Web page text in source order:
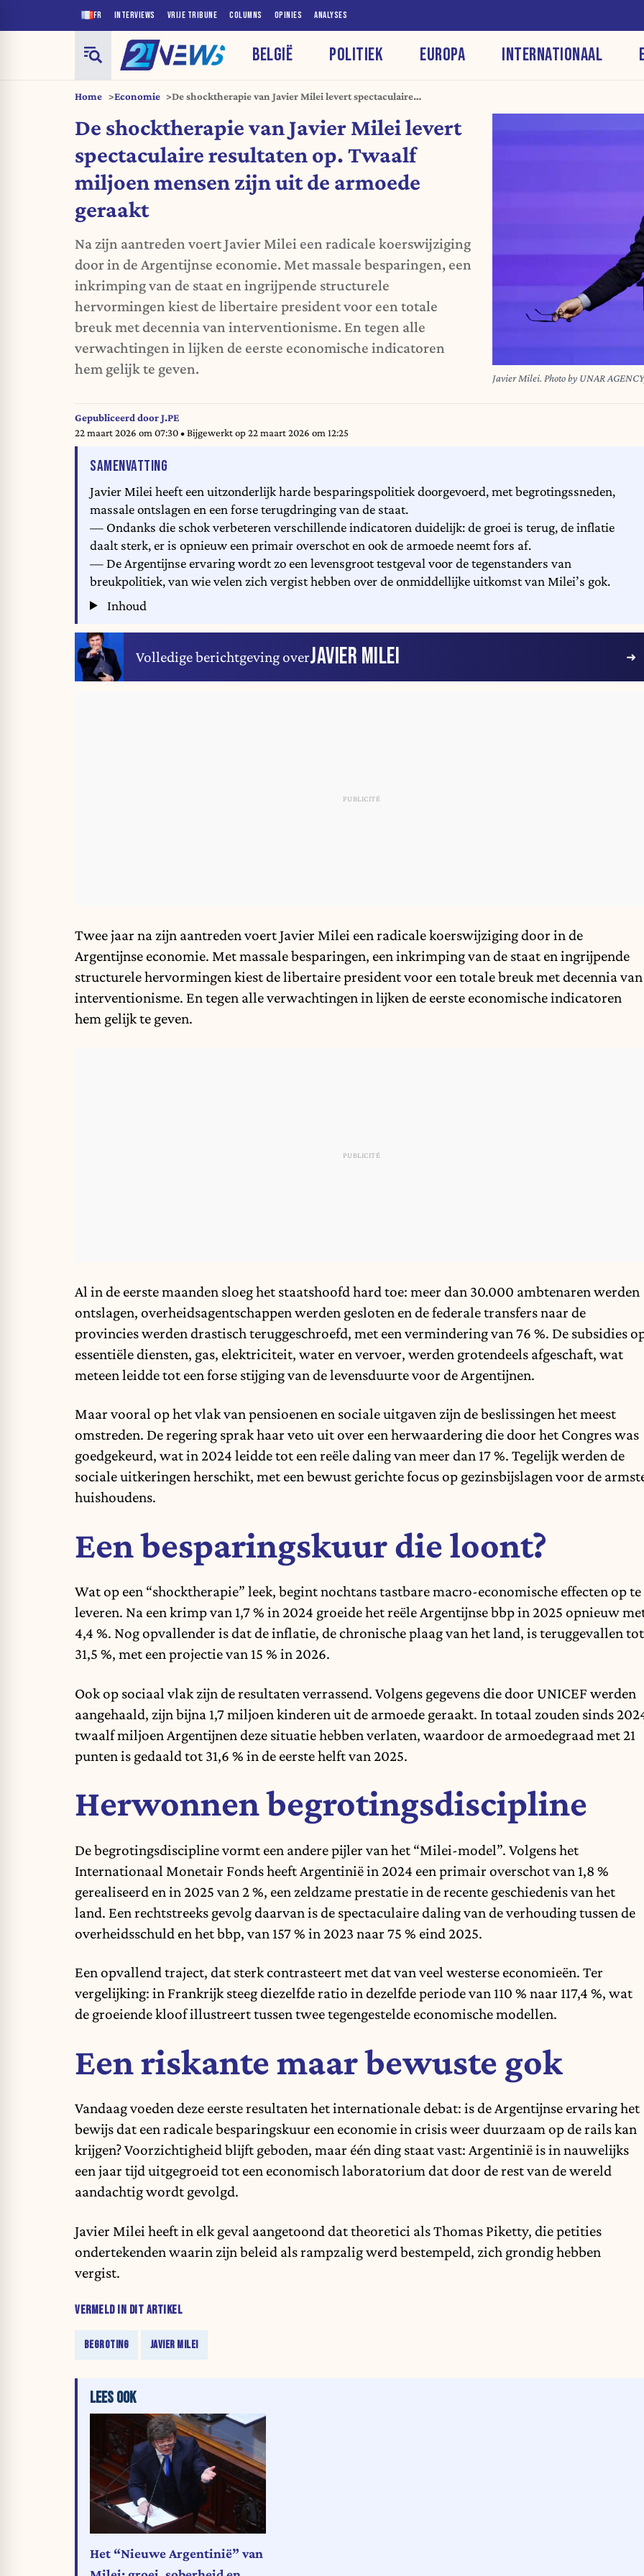
FR INTERVIEWS VRIJE TRIBUNE COLUMNS OPINIES ANALYSES
BELGIË POLITIEK EUROPA INTERNATIONAAL
Home Economie
De shocktherapie van Javier Milei levert spectaculaire
geraakt
De shocktherapie van Javier Milei levert
spectaculaire resultaten op. Twaalf
miljoen mensen zijn uit de armoede
geraakt
Na zijn aantreden voert Javier Milei een radicale koerswijziging
door in de Argentijnse economie. Met massale besparingen, een
inkrimping van de staat en ingrijpende structurele
hervormingen kiest de libertaire president voor een totale
breuk met decennia van interventionisme. En tegen alle
verwachtingen in lijken de eerste economische indicatoren
hem gelijk te geven.
Javier Milei. Photo by UNAR
Gepubliceerd doorJ.PE
22 maart 2026 om 07:30• Bijgewerkt op22 maart 2026 om 12:25
SAMENVATTING
Javier Milei heeft een uitzonderlijk harde besparingspolitiek doorgevoerd, met begrotingssneden,
massale ontslagen en een forse terugdringing van de staat.
— Ondanks die schok verbeteren verschillende indicatoren duidelijk: de groei is terug, de inflatie
daalt sterk, er is opnieuw een primair overschot en ook de armoede neemt fors af.
— De Argentijnse ervaring wordt zo een levensgroot testgeval voor de tegenstanders van
breukpolitiek, van wie velen zich vergist hebben over de onmiddellijke uitkomst van Milei’s gok.
Inhoud
Volledige berichtgeving overJAVIER MILEI
Twee jaar na zijn aantreden voertJavier Milei een radicale koerswijziging door in de
Argentijnse economie. Met massale besparingen, een inkrimping van de staat en ingrijpende
structurele hervormingen kiest de libertaire president voor een totale breuk met decennia van
interventionisme. En tegen alle verwachtingen in lijken de eerste economische indicatoren
hem gelijk te geven.
Al in de eerste maanden sloeg het staatshoofd hard toe: meer dan 30.000 ambtenaren werden
ontslagen, overheidsagentschappen werden gesloten en de federale transfers naar de
provincies werden drastisch teruggeschroefd, met een vermindering van 76 %. De subsidies
essentiële diensten, gas, elektriciteit, water en vervoer, werden grotendeels afgeschaft, wat
meteen leidde tot een forse stijging van de levensduurte voor de Argentijnen.
Maar vooral op het vlak van pensioenen en sociale uitgaven zijn de beslissingen het meest
omstreden. De regering sprak haar veto uit over een herwaardering die door het Congres was
goedgekeurd, wat in 2024 leidde tot een reële daling van meer dan 17 %. Tegelijk werden de
sociale uitkeringen herschikt, met een bewust gerichte focus op gezinsbijslagen voor de
huishoudens.
Een besparingskuur die loont?
Wat op een “shocktherapie” leek, begint nochtans tastbare macro-economische effecten op te
leveren. Na een krimp van 1,7 % in 2024 groeide het reële Argentijnse bbp in 2025 opnieuw
4,4 %. Nog opvallender is dat de inflatie, de chronische plaag van het land, is teruggevallen tot
31,5 %, met een projectie van 15 % in 2026.
Ook op sociaal vlak zijn de resultaten verrassend. Volgens gegevens die door UNICEF werden
aangehaald, zijn bijna 1,7 miljoen kinderen uit de armoede geraakt. In totaal zouden sinds
twaalf miljoen Argentijnen deze situatie hebben verlaten, waardoor de armoedegraad met 21
punten is gedaald tot 31,6 % in de eerste helft van 2025.
Herwonnen begrotingsdiscipline
De begrotingsdiscipline vormt een andere pijler van het “Milei-model”. Volgens het
Internationaal Monetair Fonds heeft Argentinië in 2024 een primair overschot van 1,8 %
gerealiseerd en in 2025 van 2 %, een zeldzame prestatie in de recente geschiedenis van het
land. Een rechtstreeks gevolg daarvan is de spectaculaire daling van de verhouding tussen de
overheidsschuld en het bbp, van 157 % in 2023 naar 75 % eind 2025.
Een opvallend traject, dat sterk contrasteert met dat van veel westerse economieën. Ter
vergelijking: in Frankrijk steeg diezelfde ratio in dezelfde periode van 110 % naar 117,4 %, wat
de groeiende kloof illustreert tussen twee tegengestelde economische modellen.
Een riskante maar bewuste gok
Vandaag voeden deze eerste resultaten het internationale debat: is de Argentijnse ervaring het
bewijs dat een radicale besparingskuur een economie in crisis weer duurzaam op de rails kan
krijgen? Voorzichtigheid blijft geboden, maar één ding staat vast: Argentinië is in nauwelijks
een jaar tijd uitgegroeid tot een economisch laboratorium dat door de rest van de wereld
aandachtig wordt gevolgd.
Javier Milei heeft in elk geval aangetoond dat theoretici als Thomas Piketty, die petities
ondertekenden waarin zijn beleid als rampzalig werd bestempeld, zich grondig hebben
vergist.
VERMELD IN DIT ARTIKEL
BEGROTING JAVIER MILEI
LEES OOK
Het “Nieuwe Argentinië” van